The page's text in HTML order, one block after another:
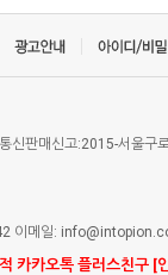
통신판매신고:2015-서울구
이메일:
카카오톡 플러스친구 [